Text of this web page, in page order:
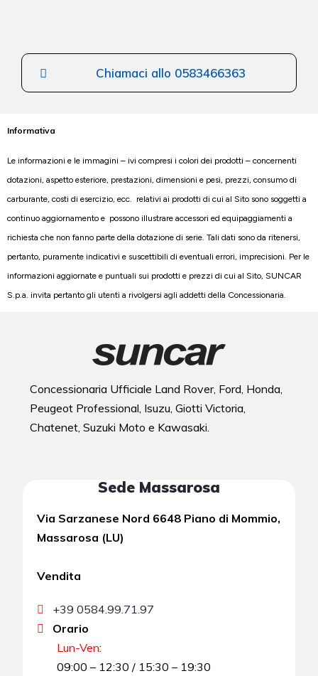
Chiamaci allo 0583466363
Informativa
Le informazioni e le immagini – ivi compresi i colori dei prodotti – concernenti
dotazioni, aspetto esteriore, prestazioni, dimensioni e pesi, prezzi, consumo di
carburante, costi di esercizio, ecc. relativi ai prodotti di cui al Sito sono soggetti a
continuo aggiornamento e possono illustrare accessori ed equipaggiamenti a
richiesta che non fanno parte della dotazione di serie. Tali dati sono da ritenersi,
pertanto, puramente indicativi e suscettibili di eventuali errori, imprecisioni. Per le
informazioni aggiornate e puntuali sui prodotti e prezzi di cui al Sito, SUNCAR
S.p.a. invita pertanto gli utenti a rivolgersi agli addetti della Concessionaria.
Concessionaria Ufficiale Land Rover, Ford, Honda,
Peugeot Professional, Isuzu, Giotti Victoria,
Chatenet, Suzuki Moto e Kawasaki.
Sede Massarosa
Via Sarzanese Nord 6648 Piano di Mommio,
Massarosa (LU)
Vendita
+39 0584.99.71.97
Orario
Lun-Ven:
09:00 – 12:30 / 15:30 – 19:30